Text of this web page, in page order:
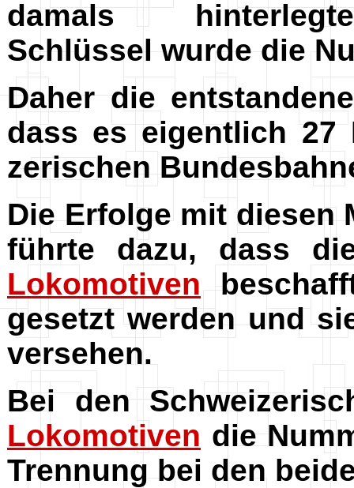
damals
Schlüssel wurde die
Daher die
dass es eigentlich 27
zerischen
Die Erfolge mit diesen
führte dazu, dass
Lokomotiven
gesetzt werden und
versehen.
Bei den
Lokomotiven die
Trennung bei den